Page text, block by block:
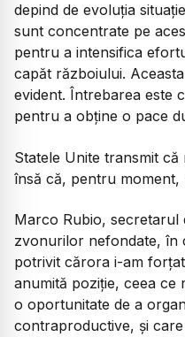
depind de evoluția
sunt concentrate pe
pentru a intensifica
capăt războiului.
evident. Întrebarea este
pentru a obține o pace
Statele Unite transmit
însă că, pentru moment,
Marco Rubio, secretarul
zvonurilor nefondate, în
potrivit cărora i-am
anumită poziție, ceea ce
o oportunitate de a
contraproductive, și